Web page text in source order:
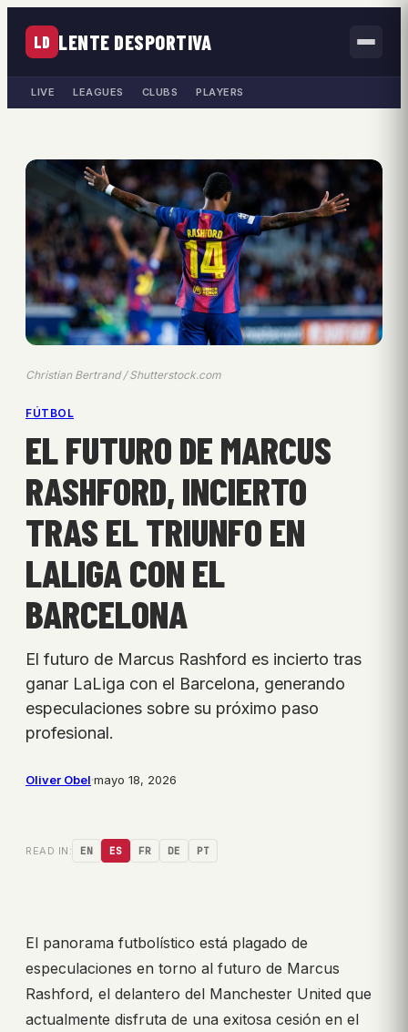
LD LENTE DESPORTIVA
LIVE LEAGUES CLUBS PLAYERS
Christian Bertrand / Shutterstock.com
FÚTBOL
EL FUTURO DE MARCUS
RASHFORD, INCIERTO
TRAS EL TRIUNFO EN
LALIGA CON EL
BARCELONA
El futuro de Marcus Rashford es incierto tras
ganar LaLiga con el Barcelona, generando
especulaciones sobre su próximo paso
profesional.
Oliver Obel·mayo 18, 2026
READ IN: EN ES FR DE PT
El panorama futbolístico está plagado de
especulaciones en torno al futuro de Marcus
Rashford, el delantero del Manchester United que
actualmente disfruta de una exitosa cesión en el